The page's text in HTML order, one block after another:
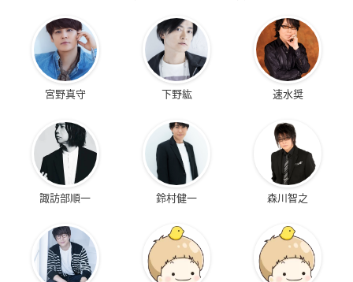
宮野真守 下野紘 速水奨
諏訪部順一 鈴村健一 森川智之